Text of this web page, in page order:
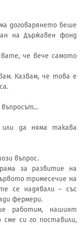
договарянето беше
на Държавен фонд
че вече самото
Казвам, че това е
въпросът…
да няма такава
въпрос.
за развитие на
тримесечие на
се надявали – със
фермери.
работим, нашият
сме си го поставили,